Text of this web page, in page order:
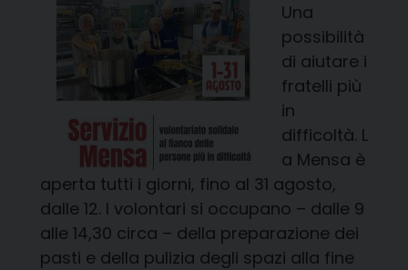
Una
possibilità
di aiutare i
fratelli più
in
difficoltà. L
a Mensa è
aperta tutti i giorni, fino al 31 agosto,
dalle 12. I volontari si occupano – dalle 9
alle 14,30 circa – della preparazione dei
pasti e della pulizia degli spazi alla fine